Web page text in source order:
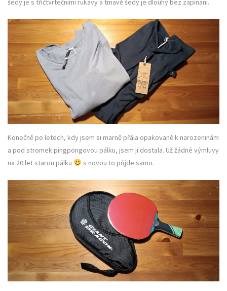
Konečně po letech, kdy jsem si marně přála opakovaně k narozeninám
a pod stromek pingpongovou pálku, jsem ji dostala. Už žádné výmluvy
na 20 let starou pálku
s novou to půjde samo.